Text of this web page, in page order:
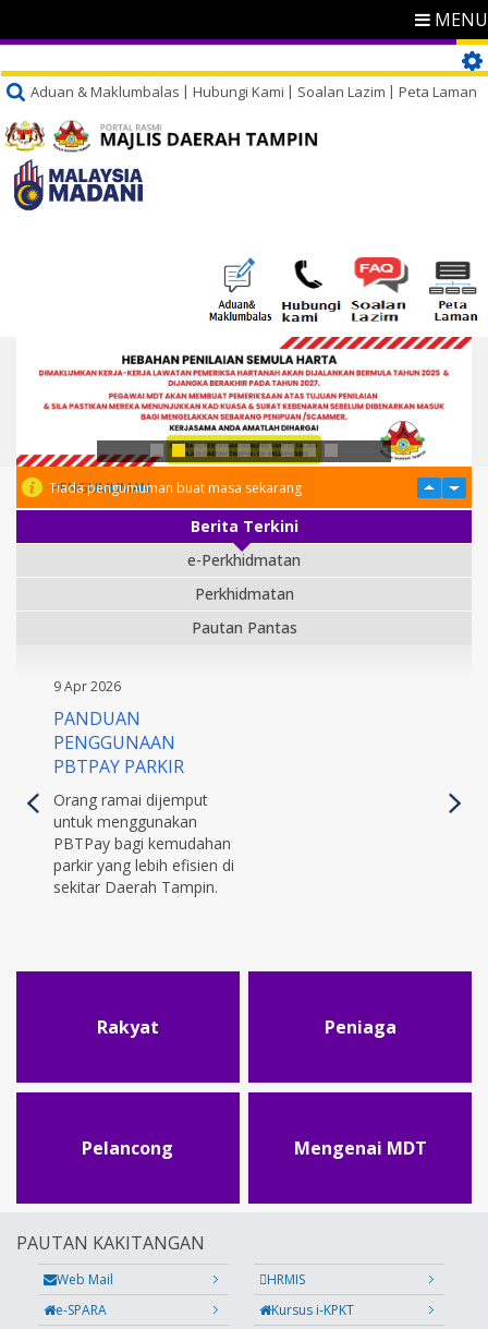
MENU
Aduan & Maklumbalas Hubungi Kami Soalan Lazim Peta Laman
PENGUMUMAN
Tiada pengumuman buat masa sekarang
Berita Terkini
e-Perkhidmatan
Perkhidmatan
Pautan Pantas
9 Apr 2026
PANDUAN
PENGGUNAAN
PBTPAY PARKIR
Orang ramai dijemput
untuk menggunakan
PBTPay bagi kemudahan
parkir yang lebih efisien di
sekitar Daerah Tampin.
Rakyat Peniaga
Pelancong Mengenai MDT
PAUTAN KAKITANGAN
Web Mail
HRMIS
e-SPARA
Kursus i-KPKT